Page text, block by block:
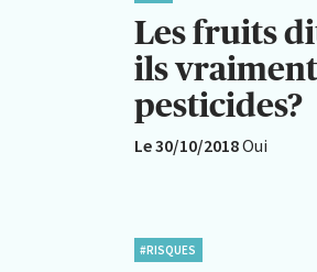
Les fruits
ils
pesticides?
Le 30/10/2018Oui
#RISQUES